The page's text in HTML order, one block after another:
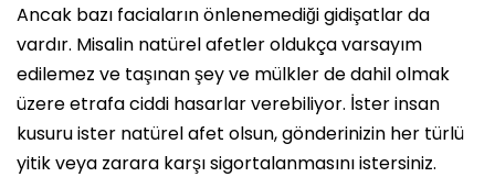
Ancak bazı faciaların önlenemediği gidişatlar da
vardır. Misalin natürel afetler oldukça varsayım
edilemez ve taşınan şey ve mülkler de dahil olmak
üzere etrafa ciddi hasarlar verebiliyor. İster insan
kusuru ister natürel afet olsun, gönderinizin her türlü
yitik veya zarara karşı sigortalanmasını istersiniz.